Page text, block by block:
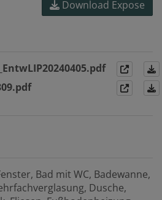
Download Expose
Bad mit WC Badewanne
Dusche